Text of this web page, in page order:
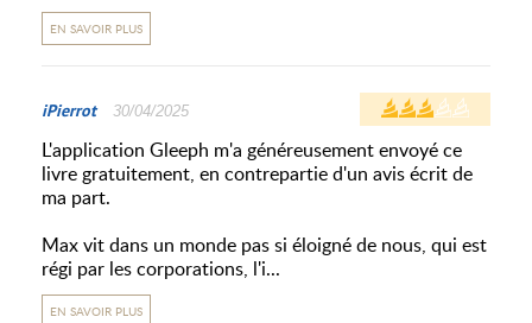
EN SAVOIR PLUS
iPierrot 30/04/2025
L'application Gleeph m'a généreusement envoyé ce
livre gratuitement, en contrepartie d'un avis écrit de
ma part.
Max vit dans un monde pas si éloigné de nous, qui est
régi par les corporations, l'i...
EN SAVOIR PLUS